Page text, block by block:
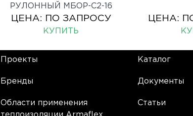
РУЛОННЫЙ МБОР-С2-16
ЦЕНА: ПО ЗАПРОСУ
КУПИТЬ
ЦЕНА:
Проекты Каталог
Бренды Документы
Области применения
Статьи